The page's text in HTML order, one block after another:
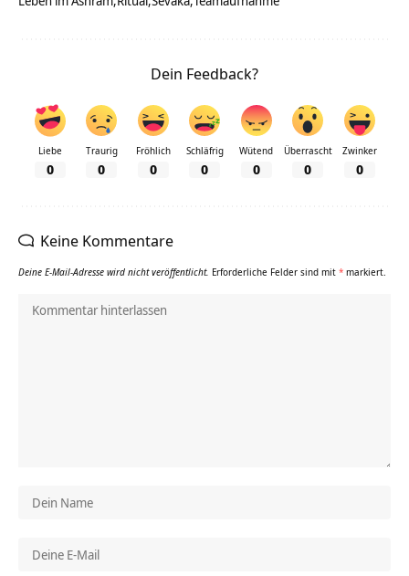
Dein Feedback?
Liebe
0
Traurig
0
Fröhlich
0
Schläfrig
0
Wütend
0
Überrascht
0
Zwinker
0
Keine Kommentare
Deine E-Mail-Adresse wird nicht veröffentlicht. Erforderliche Felder sind mit * markiert.